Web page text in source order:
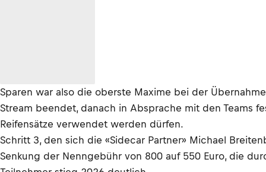
Sparen war also die oberste Maxime bei der
Stream beendet, danach in Absprache mit den Teams
Reifensätze verwendet werden dürfen.
Schritt 3, den sich die «Sidecar Partner» Michael
Senkung der Nenngebühr von 800 auf 550 Euro, die